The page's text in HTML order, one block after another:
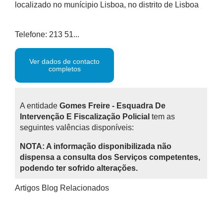
localizado no munícipio Lisboa, no distrito de Lisboa
Telefone: 213 51...
Ver dados de contacto
completos
A entidade Gomes Freire - Esquadra De
Intervenção E Fiscalização Policial tem as
seguintes valências disponíveis:
NOTA: A informação disponibilizada não
dispensa a consulta dos Serviços competentes,
podendo ter sofrido alterações.
Artigos Blog Relacionados